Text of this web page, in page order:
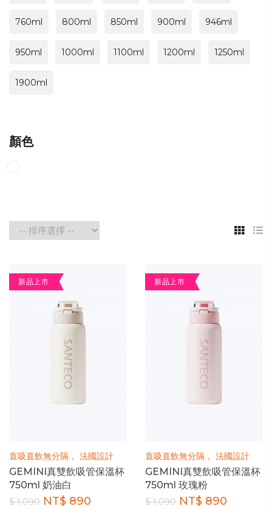
760ml 800ml 850ml 900ml 946ml
950ml 1000ml 1100ml 1200ml 1250ml
1900ml
顏色
新品上市
直吸直飲無分隔， 法國設計
GEMINI真雙飲吸管保溫杯
750ml 奶油白
$ 1,090 NT$ 890
新品上市
直吸直飲無分隔， 法國設計
GEMINI真雙飲吸管保溫杯
750ml 玫瑰粉
$ 1,090 NT$ 890